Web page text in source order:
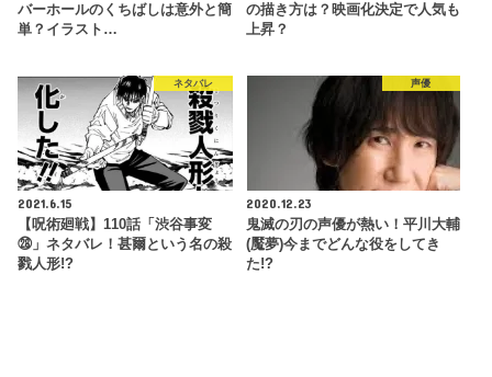
バーホールのくちばしは意外と簡
単？イラスト…
の描き方は？映画化決定で人気も
上昇？
ネタバレ
2021.6.15
【呪術廻戦】110話「渋谷事変
㉘」ネタバレ！甚爾という名の殺
戮人形!?
声優
2020.12.23
鬼滅の刃の声優が熱い！平川大輔
(魘夢)今までどんな役をしてき
た!?